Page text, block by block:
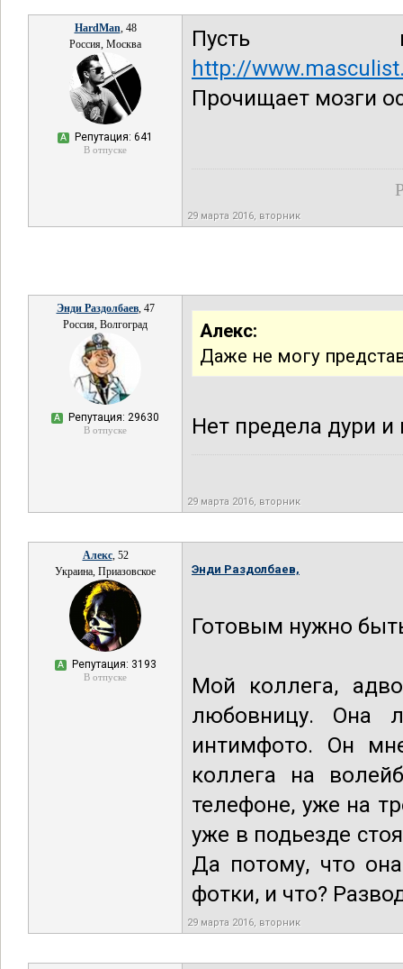
HardMan, 48
Россия, Москва
А Репутация: 641
В отпуске
Пусть
http://
Прочищает мозги
29 марта 2016, вторник
Энди Раздолбаев, 47
Россия, Волгоград
А Репутация: 29630
В отпуске
Алекс:
Даже не могу
Нет предела дури и
29 марта 2016, вторник
Алекс, 52
Украина, Приазовское
А Репутация: 3193
В отпуске
Энди Раздолбаев,
Готовым нужно
Мой коллега,
любовницу. Она
интимфото. Он
коллега на
телефоне, уже на
уже в подьезде
Да потому, что
фотки, и что?
29 марта 2016, вторник